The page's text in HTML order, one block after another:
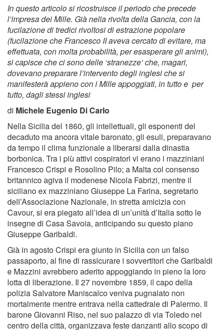
In questo articolo si ricostruisce il periodo che precede
l’impresa dei Mille. Già nella rivolta della Gancia, con la
fucilazione di tredici rivoltosi di estrazione popolare
(fucilazione che Francesco II aveva cercato di evitare, ma
effettuata, con molta probabilità, per esasperare gli animi),
si capisce che ci sono delle ‘stranezze’ che, magari,
dovevano preparare l’intervento degli inglesi che si
manifesterà appieno con i Mille appoggiati, in tutto e per
tutto, dagli stessi inglesi
di Michele Eugenio Di Carlo
Nella Sicilia del 1860, gli intellettuali, gli esponenti del
decaduto ma ancora vitale baronato, gli esuli, preparavano
da tempo il clima funzionale a liberarsi dalla dinastia
borbonica. Tra i più attivi cospiratori vi erano i mazziniani
Francesco Crispi e Rosolino Pilo; a Malta col consenso
britannico agiva il modenese Nicola Fabrizi, mentre il
siciliano ex mazziniano Giuseppe La Farina, segretario
dell’Associazione Nazionale, in stretta amicizia con
Cavour, si era piegato all’idea di un’unità d’Italia sotto le
insegne di Casa Savoia, anticipando su questo piano
Giuseppe Garibaldi.
Già in agosto Crispi era giunto in Sicilia con un falso
passaporto, al fine di rassicurare i sovvertitori che Garibaldi
e Mazzini avrebbero aderito appoggiando in pieno la loro
lotta di liberazione. Il 27 novembre 1859, il capo della
polizia Salvatore Maniscalco veniva pugnalato non
mortalmente mentre entrava nella cattedrale di Palermo. Il
barone Giovanni Riso, nel suo palazzo di via Toledo nel
centro della città, organizzava feste danzanti allo scopo di